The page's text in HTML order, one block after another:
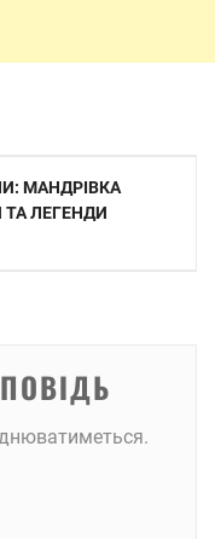
МАНДРІВКА
ТА ЛЕГЕНДИ